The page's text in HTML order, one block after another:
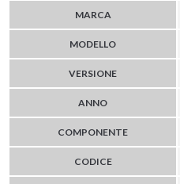
MARCA
MODELLO
VERSIONE
ANNO
COMPONENTE
CODICE